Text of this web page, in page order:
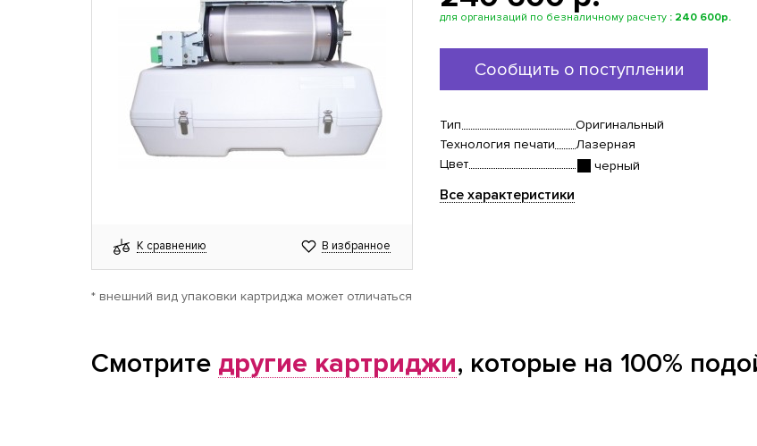
К сравнению В избранное
* внешний вид упаковки картриджа может отличаться
для организаций по безналичному расчету : 240 600р.
Сообщить о поступлении
Тип
Оригинальный
Технология печати
Лазерная
Цвет
черный
Все характеристики
Смотрите другие картриджи, которые на 100%